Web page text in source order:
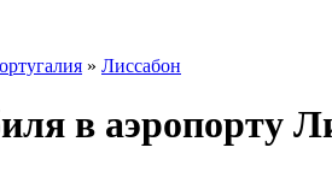
» Лиссабон
в аэропорту